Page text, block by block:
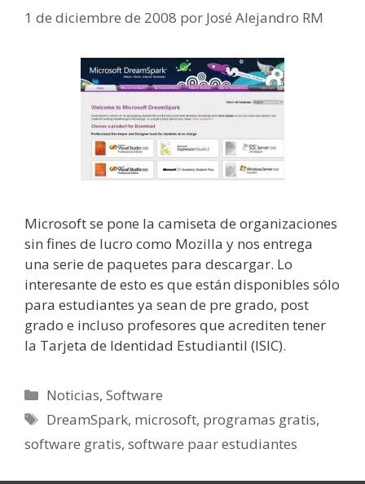
1 de diciembre de 2008 por José Alejandro RM
Microsoft se pone la camiseta de organizaciones
sin fines de lucro como Mozilla y nos entrega
una serie de paquetes para descargar. Lo
interesante de esto es que están disponibles sólo
para estudiantes ya sean de pre grado, post
grado e incluso profesores que acrediten tener
la Tarjeta de Identidad Estudiantil (ISIC).
Categorías
Noticias,Software
Etiquetas
DreamSpark, microsoft, programas gratis,
software gratis, software paar estudiantes